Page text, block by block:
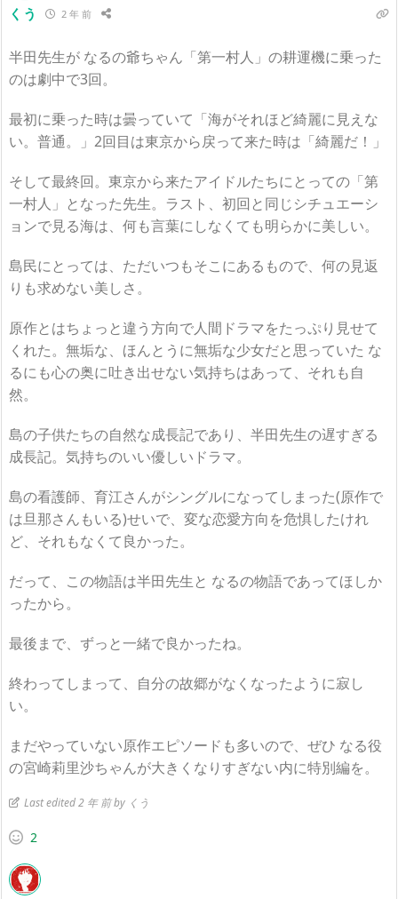
くう 2 年 前
半田先生が なるの爺ちゃん「第一村人」の耕運機に乗った
のは劇中で3回。
最初に乗った時は曇っていて「海がそれほど綺麗に見えな
い。普通。」2回目は東京から戻って来た時は「綺麗だ！」
そして最終回。東京から来たアイドルたちにとっての「第
一村人」となった先生。ラスト、初回と同じシチュエーシ
ョンで見る海は、何も言葉にしなくても明らかに美しい。
島民にとっては、ただいつもそこにあるもので、何の見返
りも求めない美しさ。
原作とはちょっと違う方向で人間ドラマをたっぷり見せて
くれた。無垢な、ほんとうに無垢な少女だと思っていた な
るにも心の奥に吐き出せない気持ちはあって、それも自
然。
島の子供たちの自然な成長記であり、半田先生の遅すぎる
成長記。気持ちのいい優しいドラマ。
島の看護師、育江さんがシングルになってしまった(原作で
は旦那さんもいる)せいで、変な恋愛方向を危惧したけれ
ど、それもなくて良かった。
だって、この物語は半田先生と なるの物語であってほしか
ったから。
最後まで、ずっと一緒で良かったね。
終わってしまって、自分の故郷がなくなったように寂し
い。
まだやっていない原作エピソードも多いので、ぜひ なる役
の宮崎莉里沙ちゃんが大きくなりすぎない内に特別編を。
Last edited 2 年 前 by くう
2